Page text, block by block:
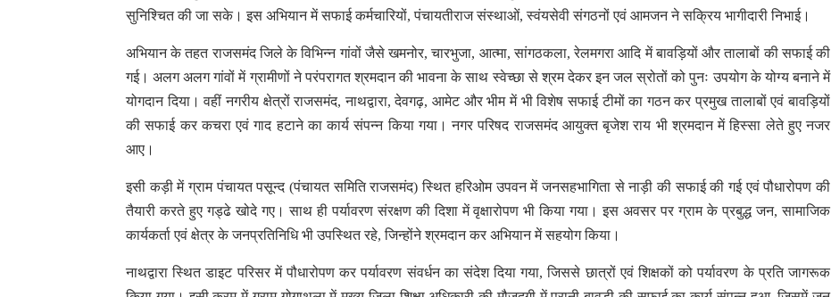
सुनिश्चित की जा सके। इस अभियान में सफाई कर्मचारियों, पंचायतीराज संस्थाओं, स्वंयसेवी संगठनों एवं आमजन ने सक्रिय भागीदारी निभाई।
अभियान के तहत राजसमंद जिले के विभिन्न गांवों जैसे खमनोर, चारभुजा, आत्मा, सांगठकला, रेलमगरा आदि में बावड़ियों और तालाबों की सफाई की
गई। अलग अलग गांवों में ग्रामीणों ने परंपरागत श्रमदान की भावना के साथ स्वेच्छा से श्रम देकर इन जल स्रोतों को पुनः उपयोग के योग्य बनाने में
योगदान दिया। वहीं नगरीय क्षेत्रों राजसमंद, नाथद्वारा, देवगढ़, आमेट और भीम में भी विशेष सफाई टीमों का गठन कर प्रमुख तालाबों एवं बावड़ियों
की सफाई कर कचरा एवं गाद हटाने का कार्य संपन्न किया गया। नगर परिषद राजसमंद आयुक्त बृजेश राय भी श्रमदान में हिस्सा लेते हुए नजर
आए।
इसी कड़ी में ग्राम पंचायत पसून्द (पंचायत समिति राजसमंद) स्थित हरिओम उपवन में जनसहभागिता से नाड़ी की सफाई की गई एवं पौधारोपण की
तैयारी करते हुए गड्ढे खोदे गए। साथ ही पर्यावरण संरक्षण की दिशा में वृक्षारोपण भी किया गया। इस अवसर पर ग्राम के प्रबुद्ध जन, सामाजिक
कार्यकर्ता एवं क्षेत्र के जनप्रतिनिधि भी उपस्थित रहे, जिन्होंने श्रमदान कर अभियान में सहयोग किया।
नाथद्वारा स्थित डाइट परिसर में पौधारोपण कर पर्यावरण संवर्धन का संदेश दिया गया, जिससे छात्रों एवं शिक्षकों को पर्यावरण के प्रति जागरूक